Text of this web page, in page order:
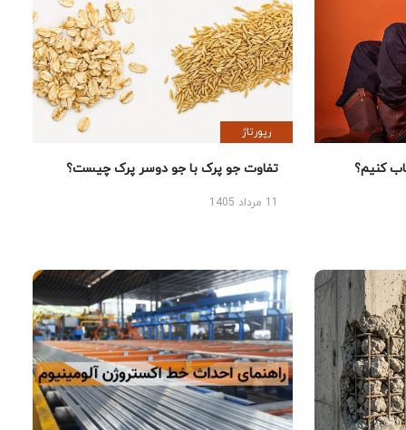
کنیم؟
رپورتاژ
تفاوت جو پرک با جو دوسر پرک چیست؟